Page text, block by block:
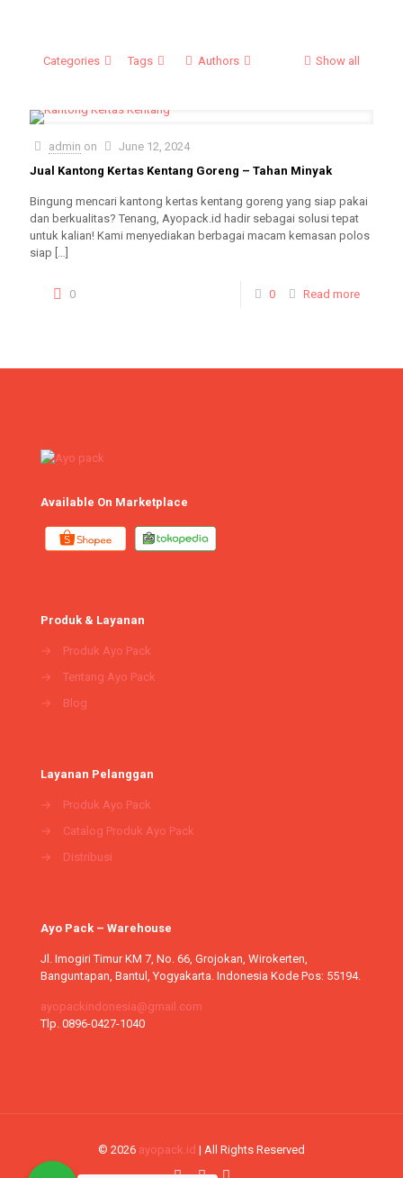
Categories Tags Authors Show all
admin on
June 12, 2024
Jual Kantong Kertas Kentang Goreng – Tahan Minyak
Bingung mencari kantong kertas kentang goreng yang siap pakai
dan berkualitas? Tenang, Ayopack.id hadir sebagai solusi tepat
untuk kalian! Kami menyediakan berbagai macam kemasan polos
siap […]
0 0 Read more
Available On Marketplace
Produk & Layanan
→
Produk Ayo Pack
→
Tentang Ayo Pack
→
Blog
Layanan Pelanggan
→
Produk Ayo Pack
→
Catalog Produk Ayo Pack
→
Distribusi
Ayo Pack – Warehouse
Jl. Imogiri Timur KM 7, No. 66, Grojokan, Wirokerten,
Banguntapan, Bantul, Yogyakarta. Indonesia Kode Pos: 55194.
ayopackindonesia@gmail.com
Tlp. 0896-0427-1040
© 2026 ayopack.id | All Rights Reserved